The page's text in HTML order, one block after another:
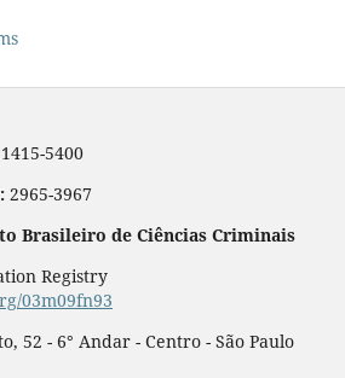
5400
2965-3967
Brasileiro de Ciências Criminais
Registry
03m09fn93
52 - 6° Andar - Centro - São Paulo